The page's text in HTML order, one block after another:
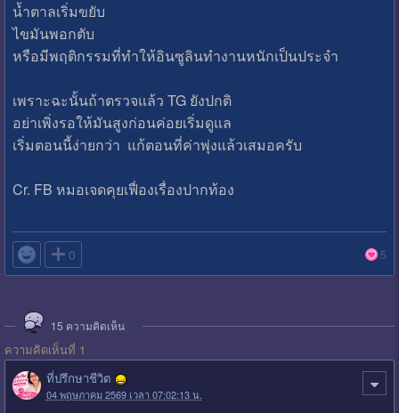
น้ำตาลเริ่มขยับ
ไขมันพอกตับ
หรือมีพฤติกรรมที่ทำให้อินซูลินทำงานหนักเป็นประจำ
เพราะฉะนั้นถ้าตรวจแล้ว TG ยังปกติ
อย่าเพิ่งรอให้มันสูงก่อนค่อยเริ่มดูแล
เริ่มตอนนี้ง่ายกว่า แก้ตอนที่ค่าพุ่งแล้วเสมอครับ
Cr. FB หมอเจดคุยเฟื่องเรื่องปากท้อง
 0 5
15 ความคิดเห็น
ความคิดเห็นที่ 1
ที่ปรึกษาชีวิต
04 พฤษภาคม 2569 เวลา 07:02:13 น.